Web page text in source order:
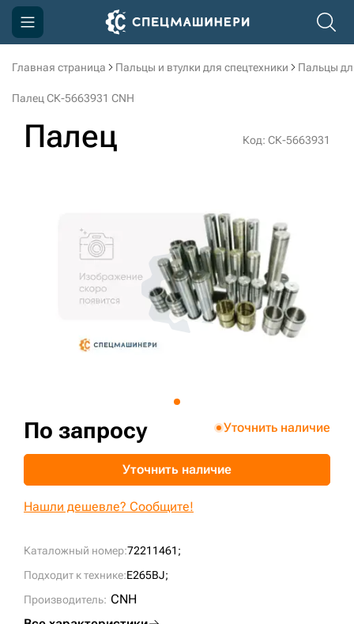
Главная страница Пальцы и втулки для спецтехники Пальцы
Палец СК-5663931 CNH
Палец Код: СК-5663931
Каталожный номер:72211461;
Подходит к технике:E265BJ;
Производитель: CNH
По запросу Уточнить наличие
Уточнить наличие
Нашли дешевле? Сообщите!
Компания
Доставка и оплата
3D тур по производству
3D тур по складам
sksale@skdst.ru